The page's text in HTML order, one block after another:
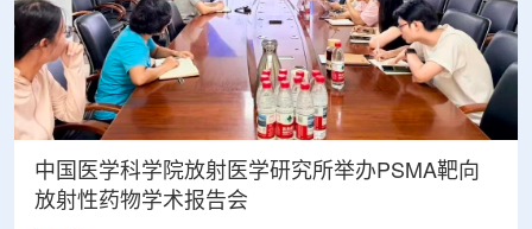
中国医学科学院放射医学研究所举办PSMA靶向
放射性药物学术报告会